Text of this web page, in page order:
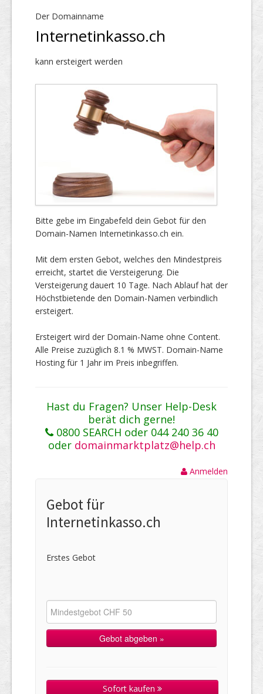
Der Domainname
Internetinkasso.ch
kann ersteigert werden
Bitte gebe im Eingabefeld dein Gebot für den
Domain-Namen Internetinkasso.ch ein.
Mit dem ersten Gebot, welches den Mindestpreis
erreicht, startet die Versteigerung. Die
Versteigerung dauert 10 Tage. Nach Ablauf hat der
Höchstbietende den Domain-Namen verbindlich
ersteigert.
Ersteigert wird der Domain-Name ohne Content.
Alle Preise zuzüglich 8.1 % MWST. Domain-Name
Hosting für 1 Jahr im Preis inbegriffen.
Hast du Fragen? Unser Help-Desk
berät dich gerne!
0800 SEARCH oder 044 240 36 40
oder domainmarktplatz@help.ch
Anmelden
Gebot für
Internetinkasso.ch
Erstes Gebot
Sofort kaufen